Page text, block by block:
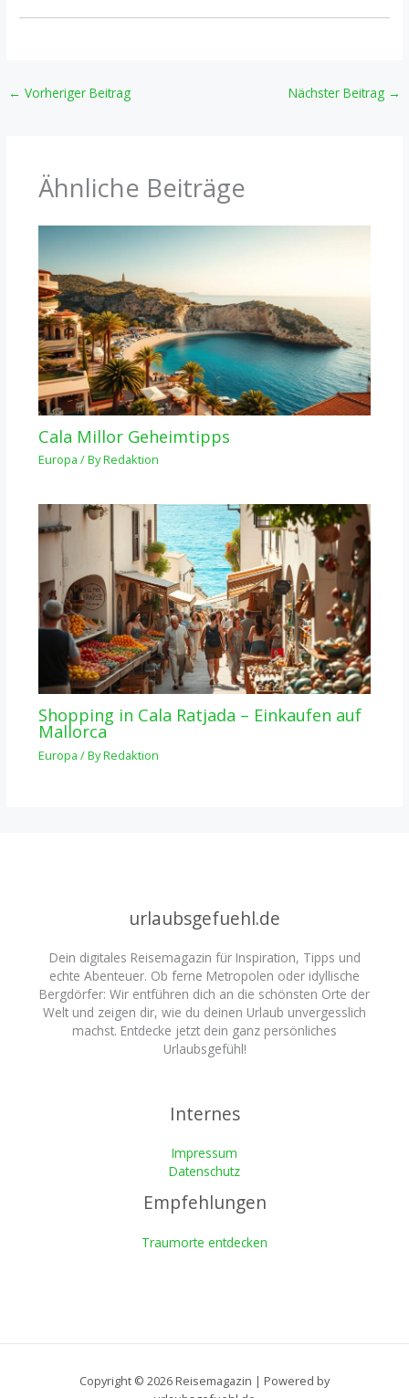
← Vorheriger Beitrag Nächster Beitrag →
Ähnliche Beiträge
Cala Millor Geheimtipps
Europa / ByRedaktion
Shopping in Cala Ratjada – Einkaufen auf
Mallorca
Europa / ByRedaktion
urlaubsgefuehl.de
Dein digitales Reisemagazin für Inspiration, Tipps und
echte Abenteuer. Ob ferne Metropolen oder idyllische
Bergdörfer: Wir entführen dich an die schönsten Orte der
Welt und zeigen dir, wie du deinen Urlaub unvergesslich
machst. Entdecke jetzt dein ganz persönliches
Urlaubsgefühl!
Internes
Impressum
Datenschutz
Empfehlungen
Traumorte entdecken
Copyright © 2026 Reisemagazin | Powered by